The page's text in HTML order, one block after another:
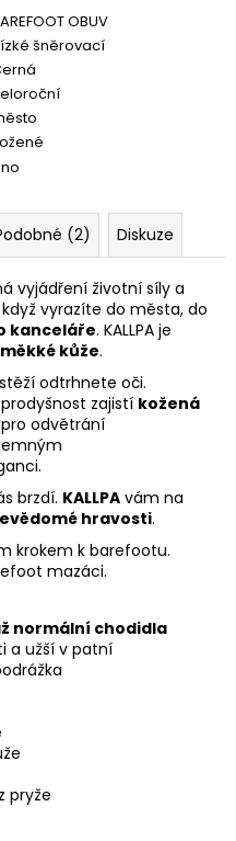
OBUV
šněrovací
(2) Diskuze
vyjádření životní síly a
vyrazíte do města, do
kanceláře. KALLPA je
kůže.
odtrhnete oči.
zajistí kožená
odvětrání
brzdí. KALLPA vám na
hravosti.
krokem k barefootu.
mazáci.
normální chodidla
a užší v patní
pryže